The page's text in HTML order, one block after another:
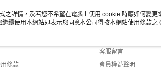
條款
客服資訊
客服留言
會員權益聲明
之詳情，及若您不希望在電腦上使用 cookie 時應如何變更
繼續使用本網站即表示您同意本公司得按本網站使用條款之